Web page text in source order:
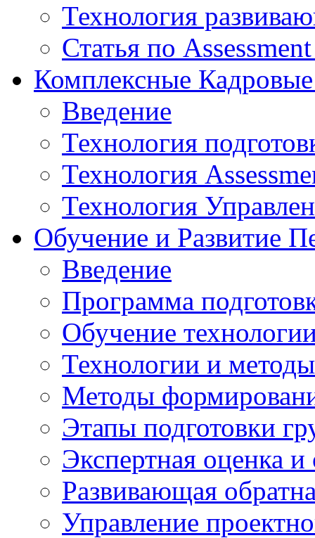
Технология
Статья по
Комплексные
Введение
Технология
Технология
Технология
Обучение и Развитие
Введение
Программа
Обучение
Технологии и
Методы
Этапы подготовки
Экспертная оценка
Развивающая
Управление